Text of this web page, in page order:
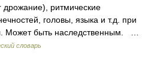
ритмические
головы, языка и т.д. при
Может быть наследственным. …
словарь